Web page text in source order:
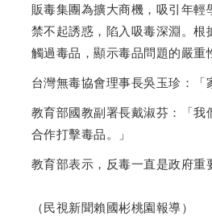
販毒集團為擴大商機，吸引年
禁不起誘惑，陷入吸毒深淵。
觸過毒品，顯示毒品問題的嚴重
台灣無毒協會理事長吳玉珍：
教育部國教副署長戴淑芬：「
合作打擊毒品。」
教育部表示，反毒一直是政府
（民視新聞賴國彬桃園報導）